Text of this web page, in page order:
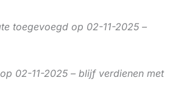
toegevoegd op 02-11-2025 –
02-11-2025 – blijf verdienen met